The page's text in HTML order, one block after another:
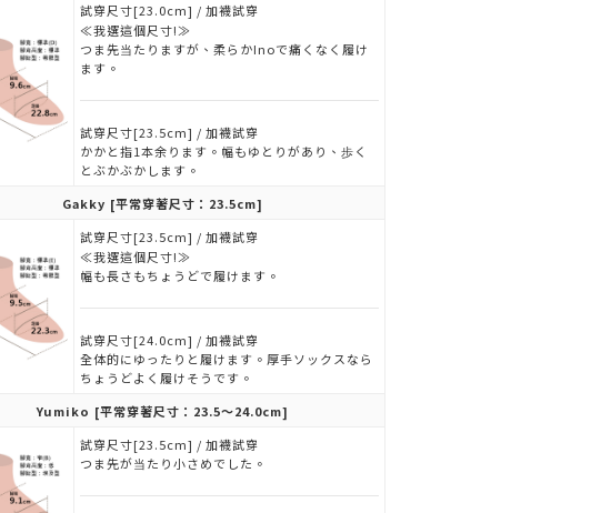
試穿尺寸[23.0cm] / 加襪試穿
≪我選這個尺寸!≫
つま先当たりますが、柔らかInoで痛くなく履け
ます。
試穿尺寸[23.5cm] / 加襪試穿
かかと指1本余ります。幅もゆとりがあり、歩く
とぶかぶかします。
Gakky [平常穿著尺寸：23.5cm]
試穿尺寸[23.5cm] / 加襪試穿
≪我選這個尺寸!≫
幅も長さもちょうどで履けます。
試穿尺寸[24.0cm] / 加襪試穿
全体的にゆったりと履けます。厚手ソックスなら
ちょうどよく履けそうです。
Yumiko [平常穿著尺寸：23.5～24.0cm]
試穿尺寸[23.5cm] / 加襪試穿
つま先が当たり小さめでした。